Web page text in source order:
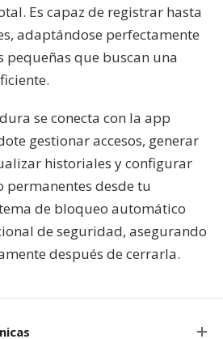
Es capaz de registrar hasta
adaptándose perfectamente
pequeñas que buscan una
se conecta con la app
gestionar accesos, generar
historiales y configurar
permanentes desde tu
de bloqueo automático
de seguridad, asegurando
después de cerrarla.